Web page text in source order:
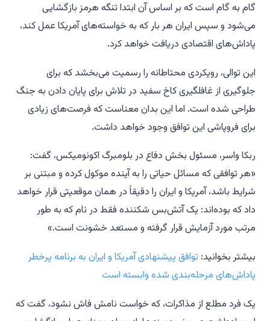
گام به گام است که بر اساس آن ابتدا تنگه هرمز بازگشایی
می‌شود و سپس ایران هر بار که به خواسته‌های آمریکا عمل کند،
پاداش‌های اقتصادی دریافت خواهد کرد.
این توالی، رویکردی محتاطانه را رسمیت می‌بخشد که برای
جلوگیری از غافلگیری کاخ سفید در تلاش برای پایان دادن به جنگ
طراحی شده است. اما این بدان معناست که فرصت‌های زیادی
برای فروپاشی این توافق وجود خواهد داشت.
ربکا واسر، مسئول بخش دفاع در بلومبرگ اکونومیکس، گفت:
«هر توافقی که مسائل حیاتی را به آینده موکول کرده و مبتنی بر
شرایط باشد، آمریکا و ایران را دقیقاً در همان موقعیتی قرار خواهد
داد که بوده‌اند: یک آتش‌بس شکننده فقط در نام که به طور
مرتب مورد آزمایش قرار گرفته و مستعد خشونت است.»
بیشتر بخوانید: توافق پیشنهادی آمریکا و ایران به برنامه پرخطر
پاداش‌های مرحله‌بندی شده وابسته است
یک فرد مطلع از مذاکرات، که خواست نامش فاش نشود، گفت که